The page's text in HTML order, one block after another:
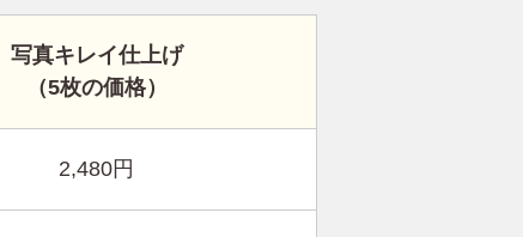
写真キレイ仕上げ
（5枚の価格）
2,480円